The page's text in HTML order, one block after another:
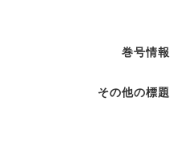
巻号情報
その他の標題